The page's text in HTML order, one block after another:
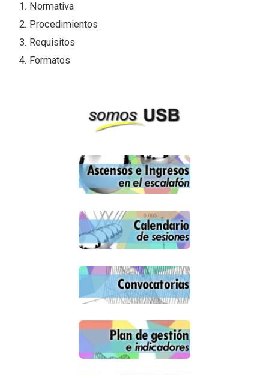
Normativa
Procedimientos
Requisitos
Formatos